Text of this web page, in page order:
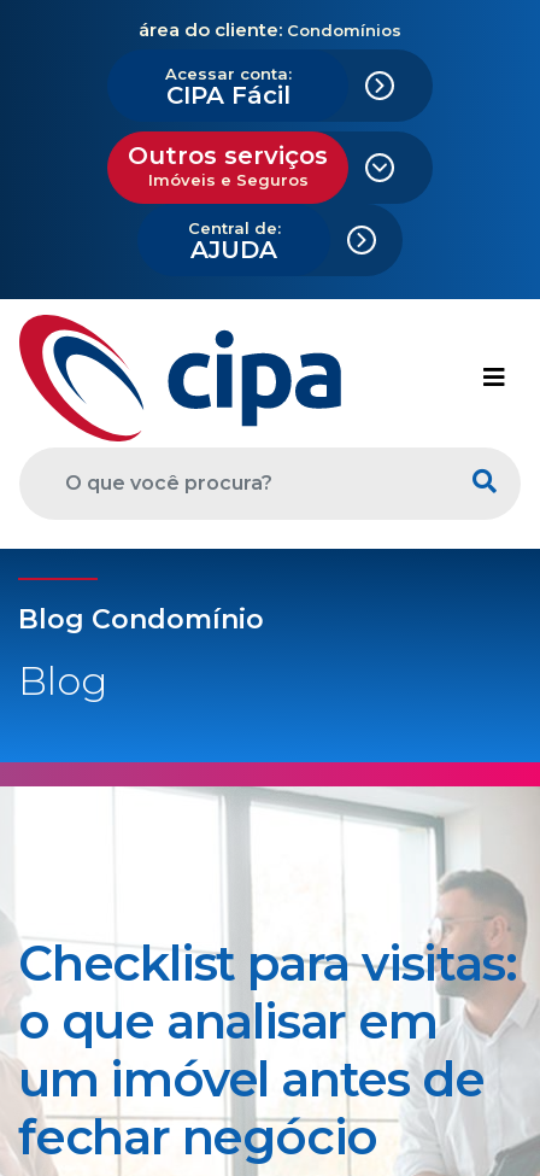
área do cliente: Condomínios
Acessar conta:
CIPA Fácil
Outros serviços
Imóveis e Seguros
Central de:
AJUDA
Blog Condomínio
Blog
Checklist para visitas:
o que analisar em
um imóvel antes de
fechar negócio